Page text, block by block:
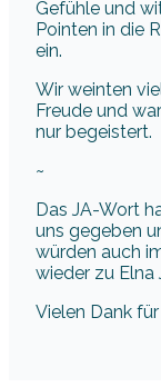
Gefühle und
Pointen in die
ein.
Wir weinten
Freude und
nur begeistert.
~
Das JA-Wort
uns gegeben
würden auch
wieder zu Elna
Vielen Dank